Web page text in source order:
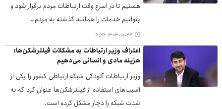
هستیم تا در اسرع وقت ارتباطات مردم برقرار شود و
بتوانیم خدمات را همانند گذشته به مردم…
۱۴۰۴-۱۰-۲۲ ۱۶:۲۶
اعتراف وزیر ارتباطات به مشکلات فیلترشکن‌ها:
هزینه مادی و انسانی می‌دهیم
وزیر ارتباطات آلودگی شبکه ارتباطی کشور را یکی از
آسیب‌های استفاده از فیلترشکن‌ها عنوان کرد که به
شدت شبکه را دچار مشکل کرده است.